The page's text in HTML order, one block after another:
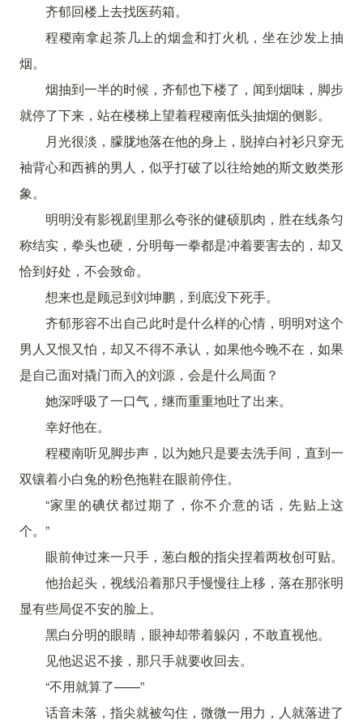
齐郁回楼上去找医药箱。
程稷南拿起茶几上的烟盒和打火机，坐在沙发上抽
烟。
烟抽到一半的时候，齐郁也下楼了，闻到烟味，脚步
就停了下来，站在楼梯上望着程稷南低头抽烟的侧影。
月光很淡，朦胧地落在他的身上，脱掉白衬衫只穿无
袖背心和西裤的男人，似乎打破了以往给她的斯文败类形
象。
明明没有影视剧里那么夸张的健硕肌肉，胜在线条匀
称结实，拳头也硬，分明每一拳都是冲着要害去的，却又
恰到好处，不会致命。
想来也是顾忌到刘坤鹏，到底没下死手。
齐郁形容不出自己此时是什么样的心情，明明对这个
男人又恨又怕，却又不得不承认，如果他今晚不在，如果
是自己面对撬门而入的刘源，会是什么局面？
她深呼吸了一口气，继而重重地吐了出来。
幸好他在。
程稷南听见脚步声，以为她只是要去洗手间，直到一
双镶着小白兔的粉色拖鞋在眼前停住。
“家里的碘伏都过期了，你不介意的话，先贴上这
个。”
眼前伸过来一只手，葱白般的指尖捏着两枚创可贴。
他抬起头，视线沿着那只手慢慢往上移，落在那张明
显有些局促不安的脸上。
黑白分明的眼睛，眼神却带着躲闪，不敢直视他。
见他迟迟不接，那只手就要收回去。
“不用就算了——”
话音未落，指尖就被勾住，微微一用力，人就落进了